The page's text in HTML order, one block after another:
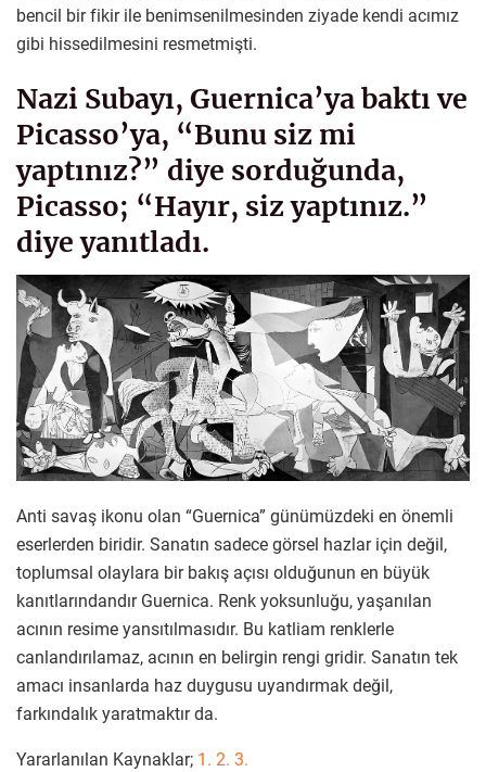
bencil bir fikir ile benimsenilmesinden ziyade kendi acımız
gibi hissedilmesini resmetmişti.
Nazi Subayı, Guernica’ya baktı ve
Picasso’ya, “Bunu siz mi
yaptınız?” diye sorduğunda,
Picasso; “Hayır, siz yaptınız.”
diye yanıtladı.
Anti savaş ikonu olan “Guernica” günümüzdeki en önemli
eserlerden biridir. Sanatın sadece görsel hazlar için değil,
toplumsal olaylara bir bakış açısı olduğunun en büyük
kanıtlarındandır Guernica. Renk yoksunluğu, yaşanılan
acının resime yansıtılmasıdır. Bu katliam renklerle
canlandırılamaz, acının en belirgin rengi gridir. Sanatın tek
amacı insanlarda haz duygusu uyandırmak değil,
farkındalık yaratmaktır da.
Yararlanılan Kaynaklar; 1. 2. 3.